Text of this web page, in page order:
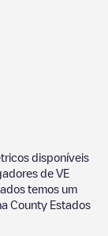
disponíveis
de VE
temos um
County Estados